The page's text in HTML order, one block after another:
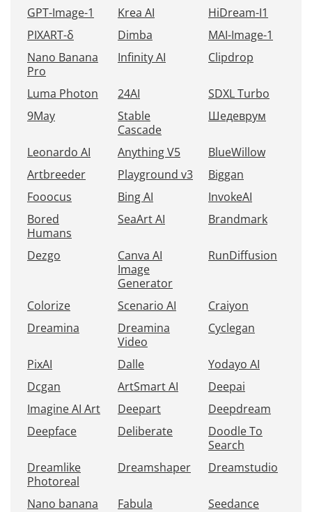
GPT-Image-1
Krea AI
HiDream-I1
PIXART-δ
Dimba
MAI-Image-1
Nano Banana
Pro
Infinity AI Clipdrop
Luma Photon 24AI
SDXL Turbo
9May
Stable
Cascade
Шедеврум
Leonardo AI Anything V5
BlueWillow
Artbreeder
Playground v3
Biggan
Fooocus
Bing AI
InvokeAI
Bored
Humans
SeaArt AI Brandmark
Dezgo
Canva AI
Image
Generator
RunDiffusion
Colorize Scenario AI
Craiyon
Dreamina
Dreamina
Video
Cyclegan
PixAI Dalle
Yodayo AI
Dcgan
ArtSmart AI
Deepai
Imagine AI Art
Deepart
Deepdream
Deepface
Deliberate
Doodle To
Search
Dreamlike
Photoreal
Dreamshaper Dreamstudio
Nano banana Fabula
Seedance